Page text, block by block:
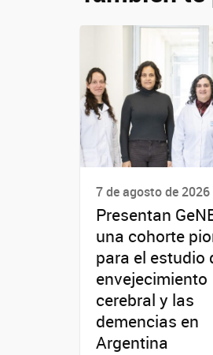
7 de agosto de 2026
Presentan
una cohorte
para el estudio
envejecimiento
cerebral y las
demencias en
Argentina